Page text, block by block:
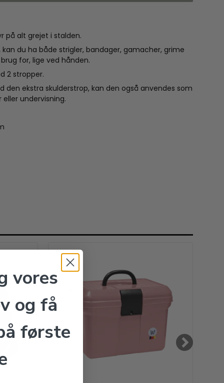
på alt grejet i stalden.
du ha både strigler, bandager, gamacher, grime
for, lige ved hånden.
2 stropper.
den ekstra skulderstrop, kan den også anvendes som
undervisning.
vores
og få
første